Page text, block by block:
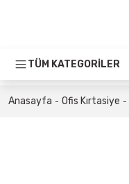
TÜM KATEGORİLER
Anasayfa Ofis Kırtasiye